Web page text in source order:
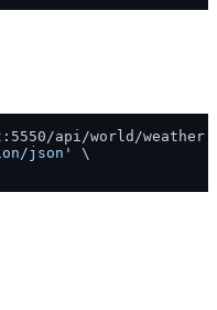
api/world/weather
json'
\